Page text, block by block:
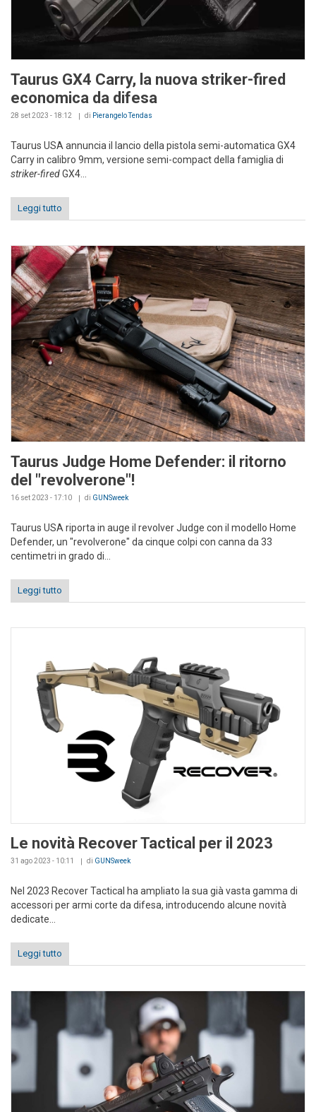
Taurus GX4 Carry, la nuova striker-fired
economica da difesa
28 set 2023 - 18:12 di Pierangelo Tendas
Taurus USA annuncia il lancio della pistola semi-automatica GX4
Carry in calibro 9mm, versione semi-compact della famiglia di
striker-firedGX4...
Leggi tutto
Taurus Judge Home Defender: il ritorno
del "revolverone"!
16 set 2023 - 17:10 di GUNSweek
Taurus USA riporta in auge il revolver Judge con il modello Home
Defender, un "revolverone" da cinque colpi con canna da 33
centimetri in grado di...
Leggi tutto
Le novità Recover Tactical per il 2023
31 ago 2023 - 10:11 di GUNSweek
Nel 2023 Recover Tactical ha ampliato la sua già vasta gamma di
accessori per armi corte da difesa, introducendo alcune novità
dedicate...
Leggi tutto